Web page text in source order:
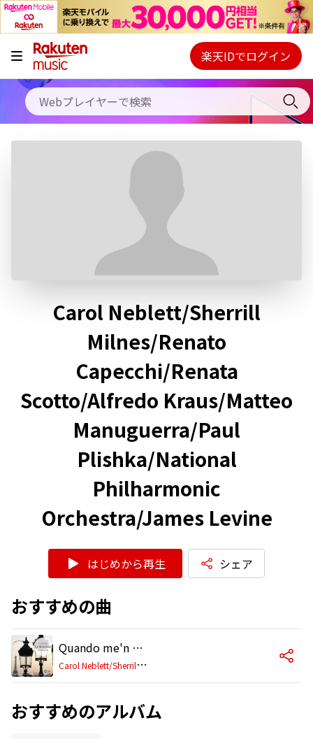
キャンペーン
料金プラン
使い方
Webプレイヤー
ご契約内容の確認・変更
楽天IDでログイン
Carol Neblett/Sherrill
Milnes/Renato
Capecchi/Renata
Scotto/Alfredo Kraus/Matteo
Manuguerra/Paul
Plishka/National
Philharmonic
Orchestra/James Levine
はじめから再生 シェア
おすすめの曲
Quando me'n vo (Musetta/Marcello/Alcondoro/Mimì/Rodolfo/Schaunard/Colline) (1998 Remastered Version)
C
arol Neblett/Sherrill Milnes/Renato Capecchi/Renata Scotto/Alfredo Kraus/Matteo Manuguerra/Paul Plishka/National Philharmonic Orchestra/James Levine
おすすめのアルバム